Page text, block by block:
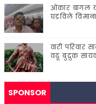
ओंकार बागल
घडविले
वारी
वढू बुद्रुक
SPONSOR